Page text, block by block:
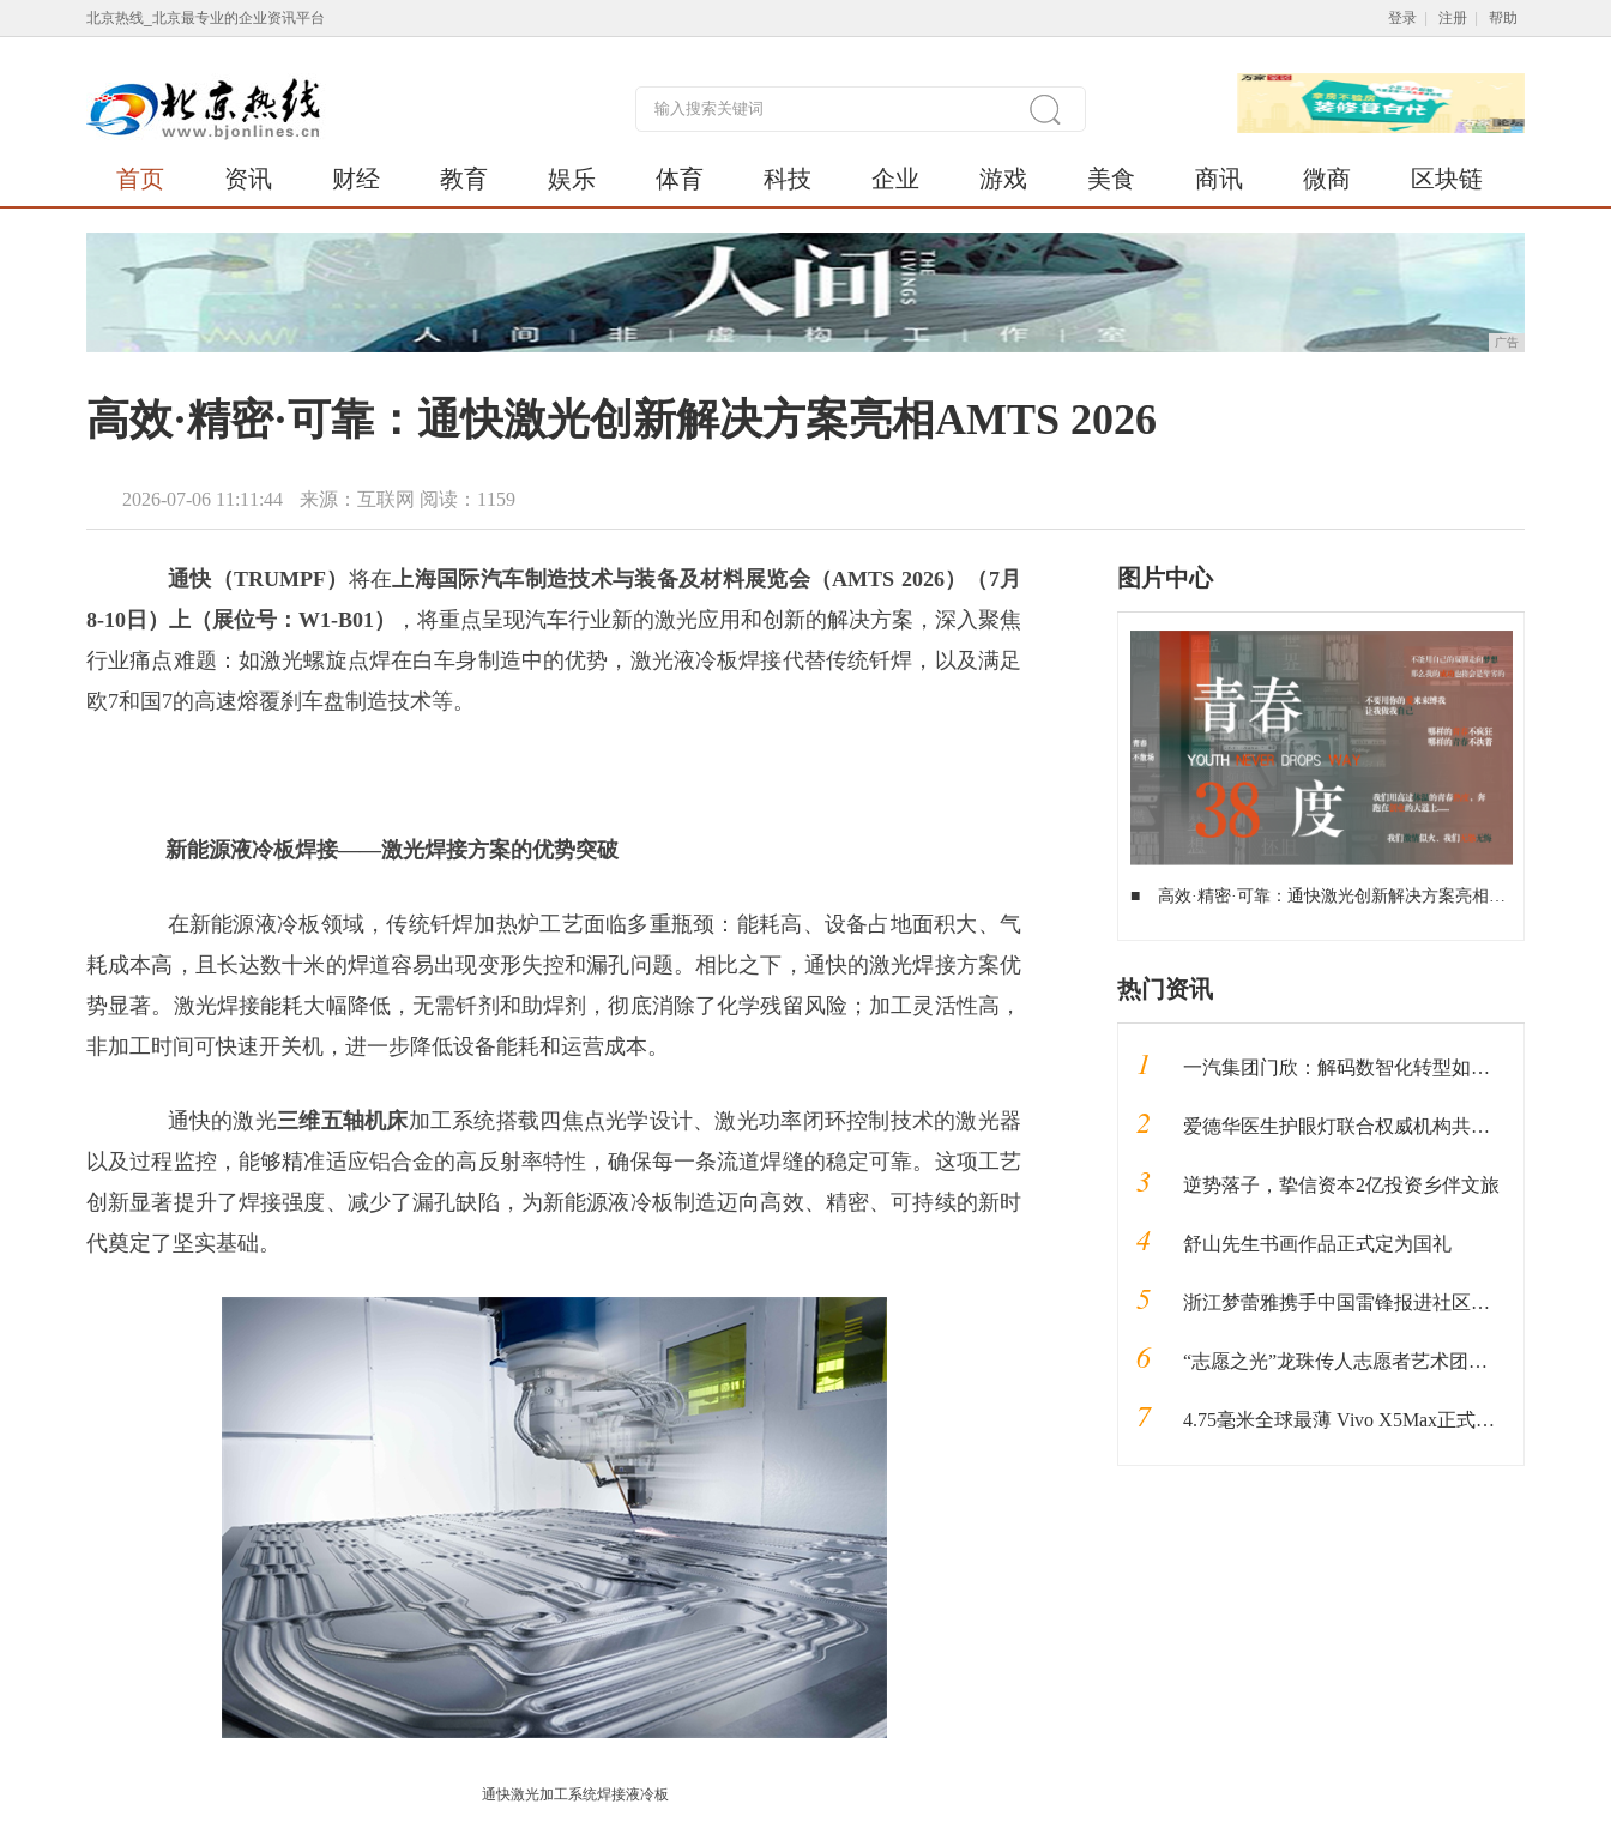
北京热线_北京最专业的企业资讯平台 登录 注册 帮助
首页 资讯 财经 教育 娱乐 体育 科技 企业 游戏 美食 商讯 微商 区块链
广告
高效·精密·可靠：通快激光创新解决方案亮相AMTS 2026
2026-07-06 11:11:44 来源：互联网 阅读：1159
通快（TRUMPF） 将在上海国际汽车制造技术与装备及材料展览会（AMTS 2026）（7月
8-10日）上（展位号：W1-B01）
，将重点呈现汽车行业新的激光应用和创新的解决方案，深入聚焦
行业痛点难题：如激光螺旋点焊在白车身制造中的优势，激光液冷板焊接代替传统钎焊，以及满足
欧7和国7的高速熔覆刹车盘制造技术等。
新能源液冷板焊接——激光焊接方案的优势突破
在新能源液冷板领域，传统钎焊加热炉工艺面临多重瓶颈：能耗高、设备占地面积大、气
耗成本高，且长达数十米的焊道容易出现变形失控和漏孔问题。相比之下，通快的激光焊接方案优
势显著。激光焊接能耗大幅降低，无需钎剂和助焊剂，彻底消除了化学残留风险；加工灵活性高，
非加工时间可快速开关机，进一步降低设备能耗和运营成本。
通快的激光三维五轴机床加工系统搭载四焦点光学设计、激光功率闭环控制技术的激光器
以及过程监控，能够精准适应铝合金的高反射率特性，确保每一条流道焊缝的稳定可靠。这项工艺
创新显著提升了焊接强度、减少了漏孔缺陷，为新能源液冷板制造迈向高效、精密、可持续的新时
代奠定了坚实基础。
通快激光加工系统焊接液冷板
图片中心
■ 高效·精密·可靠：通快激光创新解决方案亮相AMTS 2026
热门资讯
1 一汽集团门欣：解码数智化转型如何推动企业蝶变
2 爱德华医生护眼灯联合权威机构共同编辑图书《健康用光100问》即将发售
3 逆势落子，挚信资本2亿投资乡伴文旅
4 舒山先生书画作品正式定为国礼
5 浙江梦蕾雅携手中国雷锋报进社区公益活动
6 “志愿之光”龙珠传人志愿者艺术团启动仪式在京顺利启动
7 4.75毫米全球最薄 Vivo X5Max正式发布